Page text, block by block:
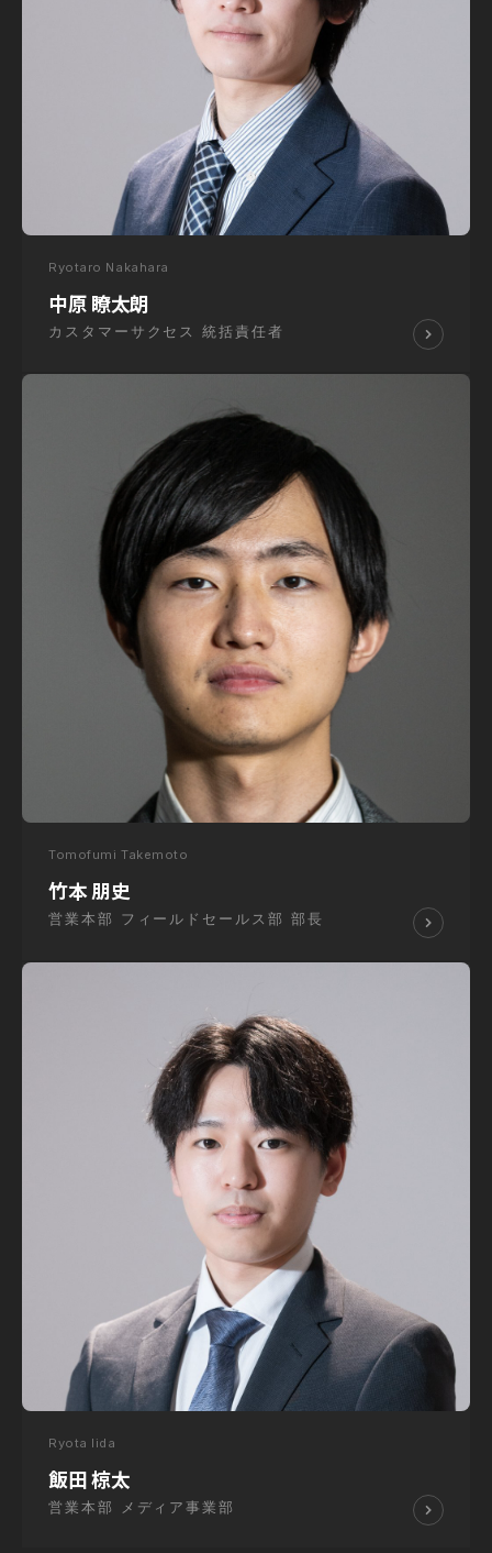
Ryotaro Nakahara
中原 瞭太朗
カスタマーサクセス 統括責任者
Tomofumi Takemoto
竹本 朋史
営業本部 フィールドセールス部 部長
Ryota Iida
飯田 椋太
営業本部 メディア事業部